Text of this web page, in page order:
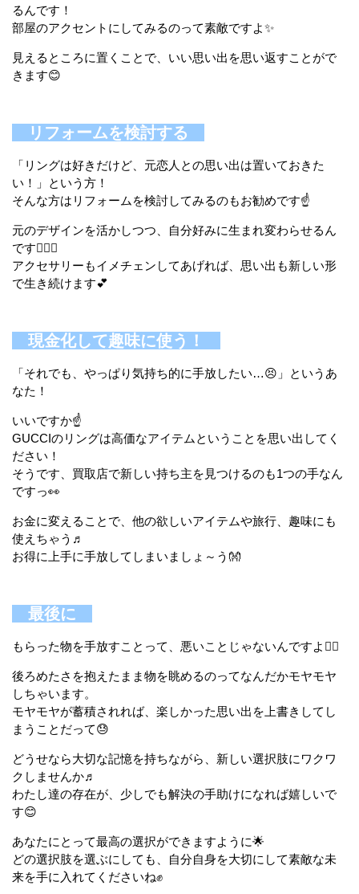
るんです！
部屋のアクセントにしてみるのって素敵ですよ✨
見えるところに置くことで、いい思い出を思い返すことがで
きます😊
リフォームを検討する
「リングは好きだけど、元恋人との思い出は置いておきた
い！」という方！
そんな方はリフォームを検討してみるのもお勧めです☝️
元のデザインを活かしつつ、自分好みに生まれ変わらせるん
です🧙‍♂️✨
アクセサリーもイメチェンしてあげれば、思い出も新しい形
で生き続けます💕
現金化して趣味に使う！
「それでも、やっぱり気持ち的に手放したい…😣」というあ
なた！
いいですか☝️
GUCCIのリングは高価なアイテムということを思い出してく
ださい！
そうです、買取店で新しい持ち主を見つけるのも1つの手なん
ですっ👀
お金に変えることで、他の欲しいアイテムや旅行、趣味にも
使えちゃう♬
お得に上手に手放してしまいましょ～う👐
最後に
もらった物を手放すことって、悪いことじゃないんですよ🙂‍↕️
後ろめたさを抱えたまま物を眺めるのってなんだかモヤモヤ
しちゃいます。
モヤモヤが蓄積されれば、楽しかった思い出を上書きしてし
まうことだって😓
どうせなら大切な記憶を持ちながら、新しい選択肢にワクワ
クしませんか♬
わたし達の存在が、少しでも解決の手助けになれば嬉しいで
す😊
あなたにとって最高の選択ができますように🌟
どの選択肢を選ぶにしても、自分自身を大切にして素敵な未
来を手に入れてくださいね✊